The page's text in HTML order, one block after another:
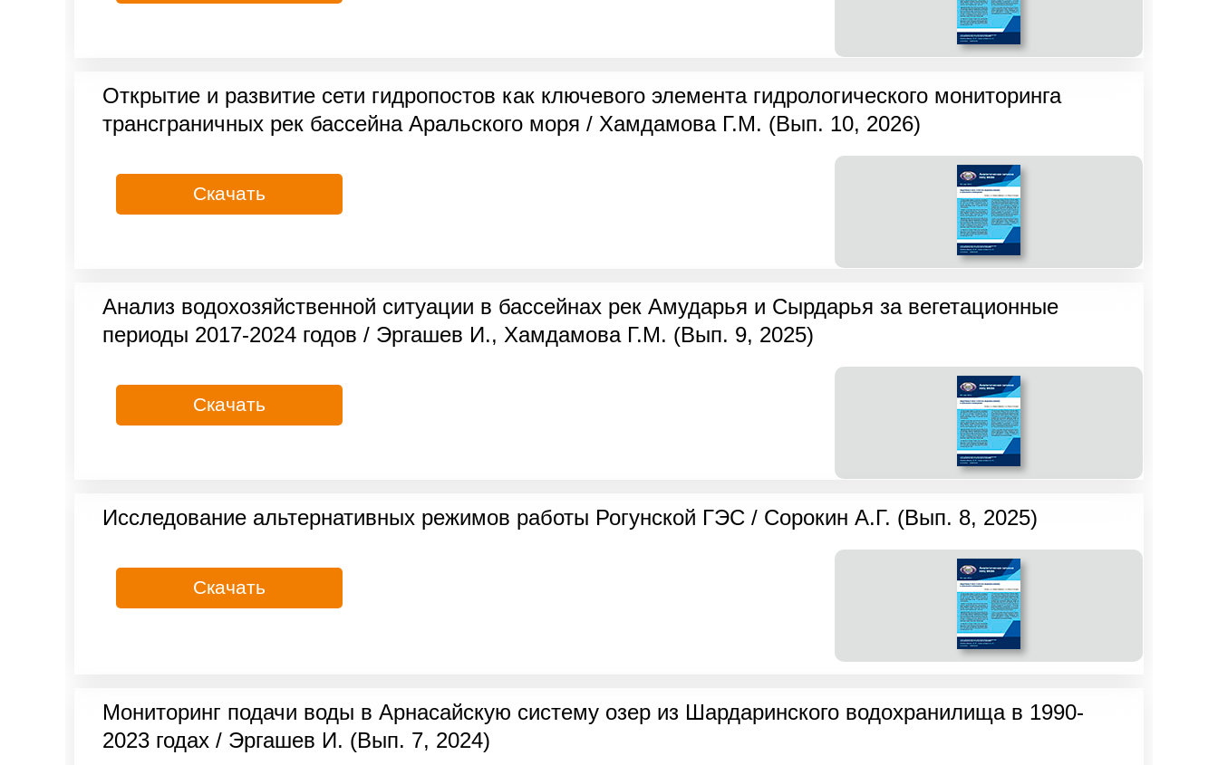
Открытие и развитие сети гидропостов как ключевого элемента гидрологического мониторинга
трансграничных рек бассейна Аральского моря / Хамдамова Г.М. (Вып. 10, 2026)
Скачать
Анализ водохозяйственной ситуации в бассейнах рек Амударья и Сырдарья за вегетационные
периоды 2017-2024 годов / Эргашев И., Хамдамова Г.М. (Вып. 9, 2025)
Скачать
Исследование альтернативных режимов работы Рогунской ГЭС / Сорокин А.Г. (Вып. 8, 2025)
Скачать
Мониторинг подачи воды в Арнасайскую систему озер из Шардаринского водохранилища в 1990-
2023 годах / Эргашев И. (Вып. 7, 2024)